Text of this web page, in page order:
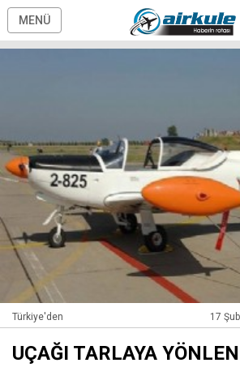
MENÜ
Türkiye'den 17
UÇAĞI TARLAYA